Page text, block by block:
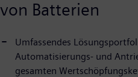
von Batterien
Umfassendes
Automatisierungs- und
gesamten